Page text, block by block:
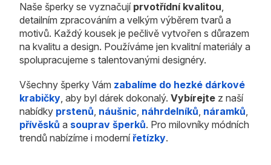
Naše šperky se vyznačují prvotřídní kvalitou,
detailním zpracováním a velkým výběrem tvarů a
motivů. Každý kousek je pečlivě vytvořen s důrazem
na kvalitu a design. Používáme jen kvalitní materiály a
spolupracujeme s talentovanými designéry.
Všechny šperky Vám zabalíme do hezké dárkové
krabičky, aby byl dárek dokonalý. Vybírejte z naší
nabídky prstenů, náušnic, náhrdelníků, náramků,
přívěsků a souprav šperků. Pro milovníky módních
trendů nabízíme i modernířetízky.